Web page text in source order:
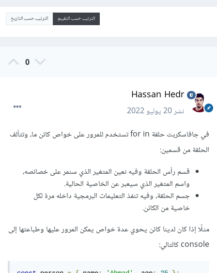
الترتيب حسب التقييم الترتيب حسب التاريخ
0
Hassan Hedr
نشر20 يوليو 2022
في جافاسكربت حلقة for in تستخدم للمرور على خواص كائن ما، وتتألف
الحلقة من قسمين:
قسم رأس الحلقة وفيه نعين المتغير الذي سنمر على خصائصه،
واسم المتغير الذي سيعبر عن الخاصية الحالية.
جسم الحلقة، وفيه تنفذ التعليمات البرمجية داخله مرة لكل
خاصية من الكائن.
مثلًا إذا كان لدينا كائن يحوي عدة خواص يمكن المرور عليها وطباعتها إلى
console كالتالي: